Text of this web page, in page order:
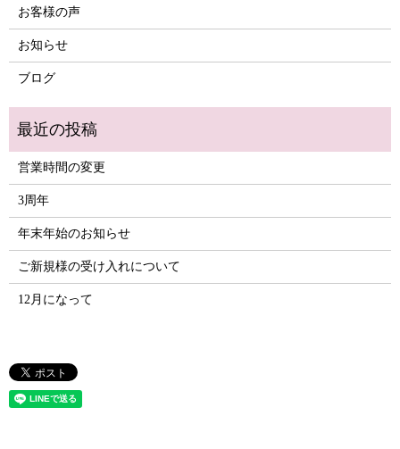
お客様の声
お知らせ
ブログ
営業時間の変更
3周年
年末年始のお知らせ
ご新規様の受け入れについて
12月になって